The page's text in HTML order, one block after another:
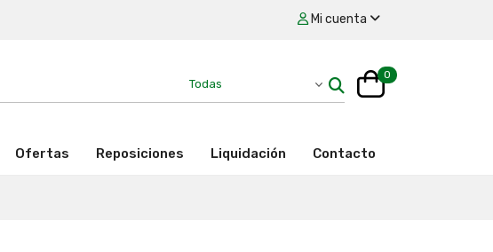
Mi cuenta
0
Ofertas Reposiciones Liquidación Contacto